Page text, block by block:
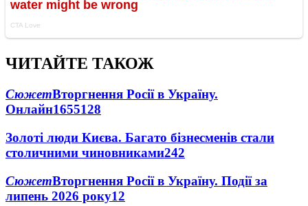
ЧИТАЙТЕ ТАКОЖ
СюжетВторгнення Росії в Україну.
Онлайн1655128
Золоті люди Києва. Багато бізнесменів стали
столичними чиновниками242
СюжетВторгнення Росії в Україну. Події за
липень 2026 року12